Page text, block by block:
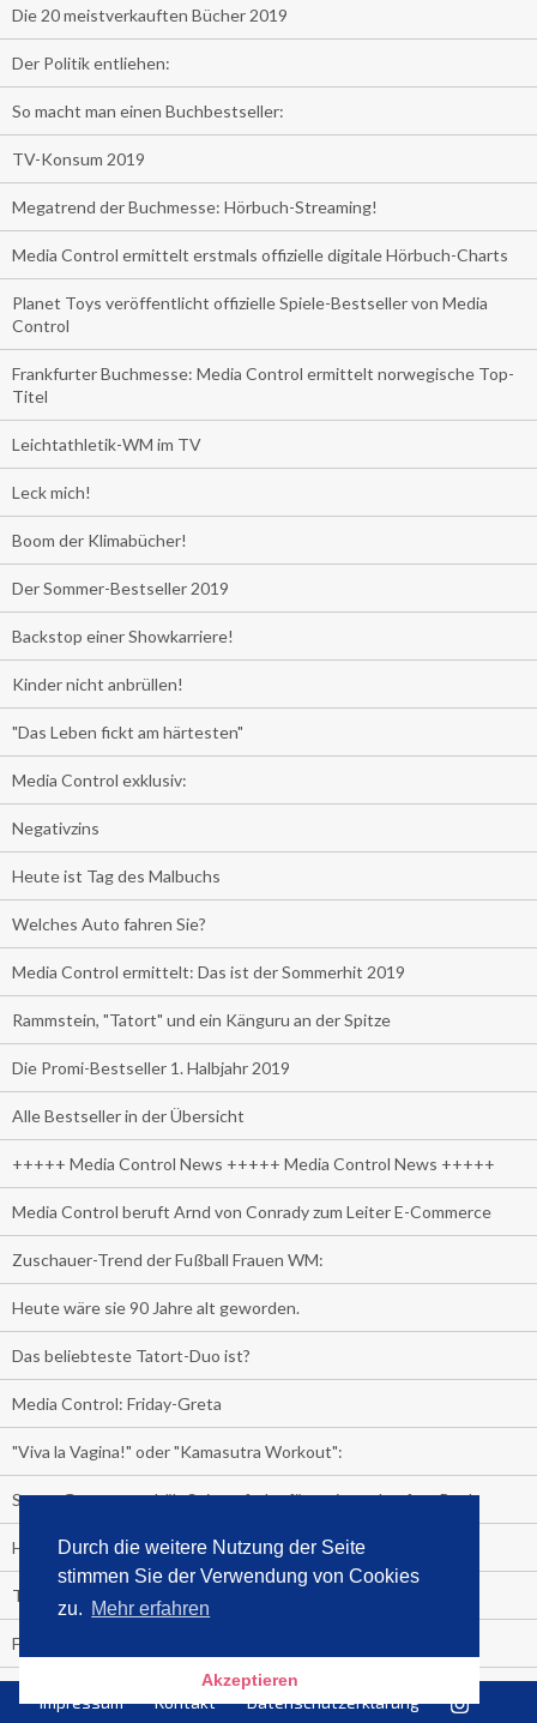
Durch die weitere Nutzung der Seite
stimmen Sie der Verwendung von Cookies
zu. Mehr erfahren
Akzeptieren
Die 20 meistverkauften Bücher 2019
Der Politik entliehen:
So macht man einen Buchbestseller:
TV-Konsum 2019
Megatrend der Buchmesse: Hörbuch-Streaming!
Media Control ermittelt erstmals offizielle digitale Hörbuch-Charts
Planet Toys veröffentlicht offizielle Spiele-Bestseller von Media
Control
Frankfurter Buchmesse: Media Control ermittelt norwegische Top-
Titel
Leichtathletik-WM im TV
Leck mich!
Boom der Klimabücher!
Der Sommer-Bestseller 2019
Backstop einer Showkarriere!
Kinder nicht anbrüllen!
"Das Leben fickt am härtesten"
Media Control exklusiv:
Negativzins
Heute ist Tag des Malbuchs
Welches Auto fahren Sie?
Media Control ermittelt: Das ist der Sommerhit 2019
Rammstein, "Tatort" und ein Känguru an der Spitze
Die Promi-Bestseller 1. Halbjahr 2019
Alle Bestseller in der Übersicht
+++++ Media Control News +++++ Media Control News +++++
Media Control beruft Arnd von Conrady zum Leiter E-Commerce
Zuschauer-Trend der Fußball Frauen WM:
Heute wäre sie 90 Jahre alt geworden.
Das beliebteste Tatort-Duo ist?
Media Control: Friday-Greta
"Viva la Vagina!" oder "Kamasutra Workout":
Senna Gammour erhält Spitzenfeder für meistverkauftes Buch
Heute ist Welttag des Buches!
TV-Marktanteile auf einen Blick
Fußball TV-Quoten:
Impressum Kontakt Datenschutzerklärung